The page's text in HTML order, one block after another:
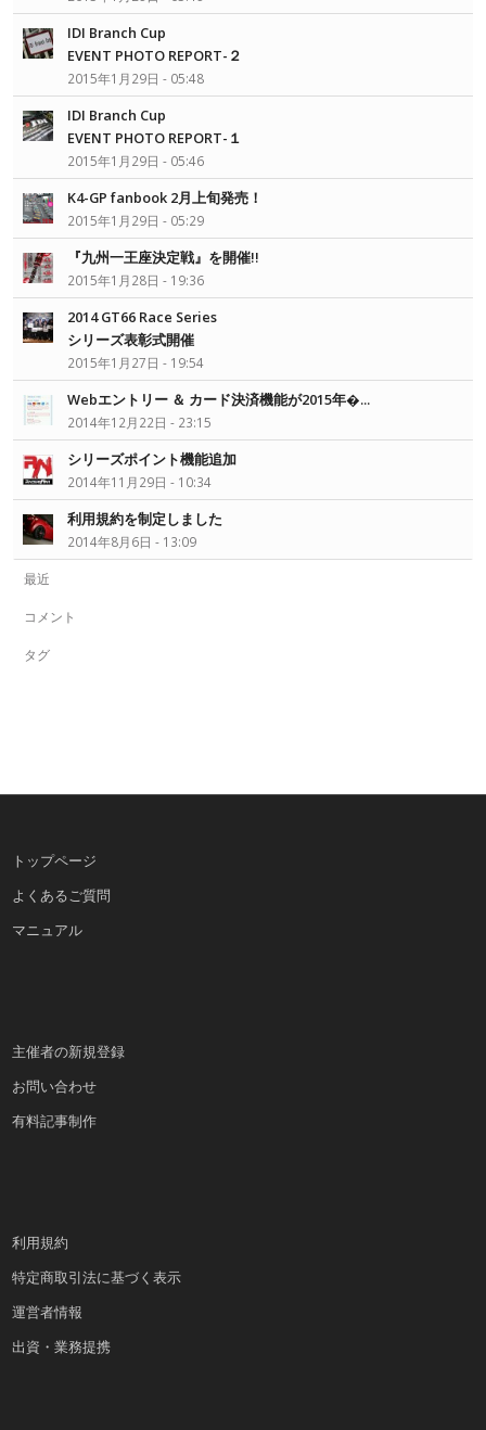
IDI Branch Cup
EVENT PHOTO REPORT-２
2015年1月29日 - 05:48
IDI Branch Cup
EVENT PHOTO REPORT-１
2015年1月29日 - 05:46
K4-GP fanbook 2月上旬発売！
2015年1月29日 - 05:29
『九州一王座決定戦』を開催!!
2015年1月28日 - 19:36
2014 GT66 Race Series
シリーズ表彰式開催
2015年1月27日 - 19:54
Webエントリー ＆ カード決済機能が2015年�...
2014年12月22日 - 23:15
シリーズポイント機能追加
2014年11月29日 - 10:34
利用規約を制定しました
2014年8月6日 - 13:09
最近
コメント
タグ
トップページ
よくあるご質問
マニュアル
主催者の新規登録
お問い合わせ
有料記事制作
利用規約
特定商取引法に基づく表示
運営者情報
出資・業務提携